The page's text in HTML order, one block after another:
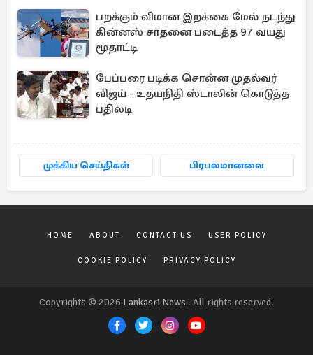
பறக்கும் விமான இறக்கை மேல் நடந்து
கின்னஸ் சாதனை படைத்த 97 வயது
மூதாட்டி
பேப்பரை படிக்க சொன்ன முதல்வர்
விஜய் - உதயநிதி ஸ்டாலின் கொடுத்த
பதிலடி
முக்கிய செய்திகள் பிரபலமானவை
HOME ABOUT CONTACT US USER POLICY
COOKIE POLICY PRIVACY POLICY
Copyrights © 2026 Lankasri News . All rights reserved.